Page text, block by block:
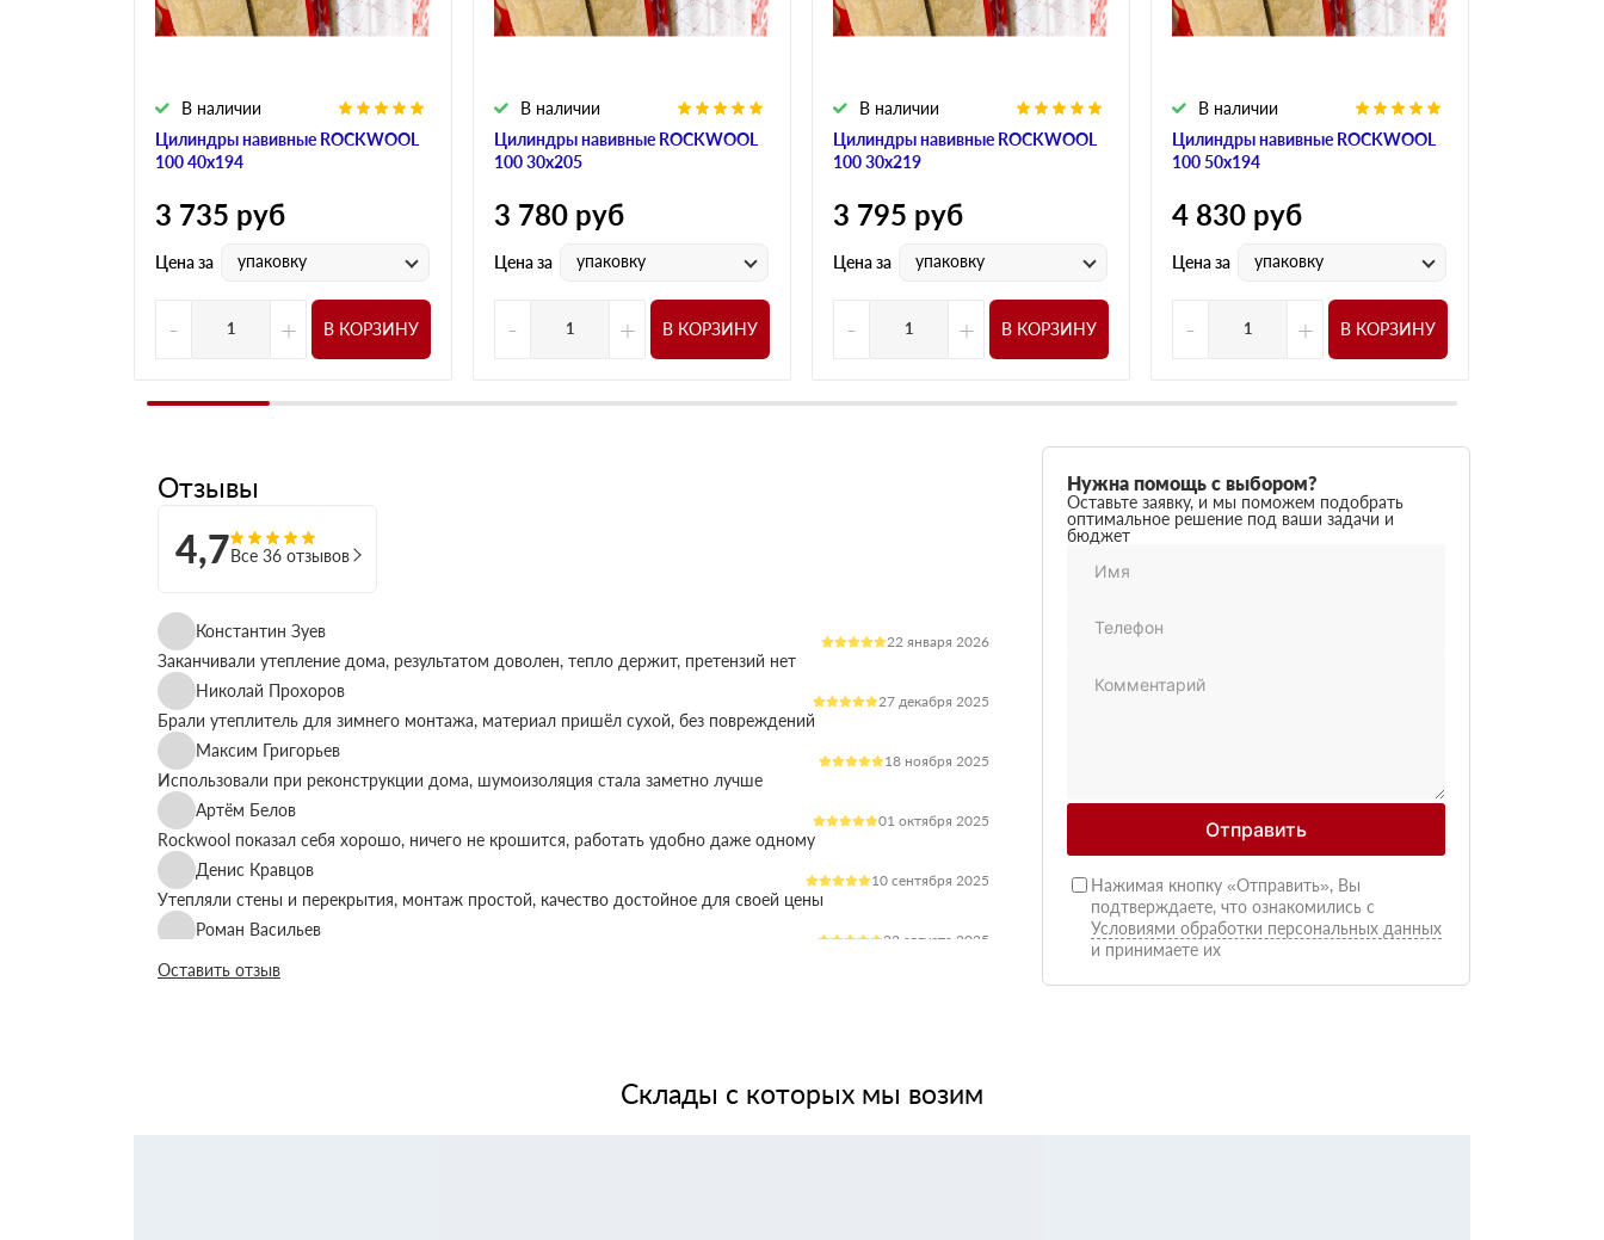
Цилиндры навивные ROCKWOOL
100 40х194
В наличии
3 735 руб
Цена за упаковку
- + В КОРЗИНУ
Цилиндры навивные ROCKWOOL
100 30х205
В наличии
3 780 руб
Цена за упаковку
- + В КОРЗИНУ
Цилиндры навивные ROCKWOOL
100 30х219
В наличии
3 795 руб
Цена за упаковку
- + В КОРЗИНУ
Цилиндры навивные ROCKWOOL
100 50х194
В наличии
4 830 руб
Цена за упаковку
- + В КОРЗИНУ
Отзывы
4,7Все 36 отзывов
Константин Зуев
22 января 2026
Заканчивали утепление дома, результатом доволен, тепло держит, претензий нет
Николай Прохоров
27 декабря 2025
Брали утеплитель для зимнего монтажа, материал пришёл сухой, без повреждений
Максим Григорьев
18 ноября 2025
Использовали при реконструкции дома, шумоизоляция стала заметно лучше
Артём Белов
01 октября 2025
Rockwool показал себя хорошо, ничего не крошится, работать удобно даже одному
Денис Кравцов
10 сентября 2025
Утепляли стены и перекрытия, монтаж простой, качество достойное для своей цены
Роман Васильев
22 августа 2025
Материал соответствует описанию, после утепления расходы на отопление стали ниже
Оставить отзыв
Нужна помощь с выбором?
Оставьте заявку, и мы поможем подобрать
оптимальное решение под ваши задачи и
бюджет
Отправить
Нажимая кнопку «Отправить», Вы
подтверждаете, что ознакомились с
Условиями обработки персональных данных
и принимаете их
Склады с которых мы возим